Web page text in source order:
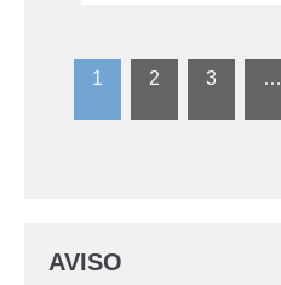
1 2 3 …
AVISO